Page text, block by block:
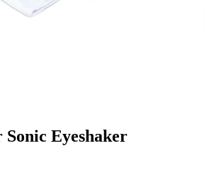
Eyeshaker